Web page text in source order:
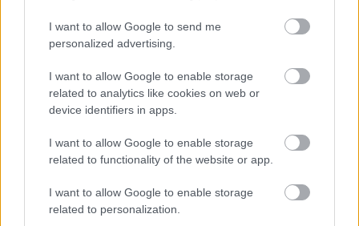
I want to allow Google to send me
personalized advertising.
I want to allow Google to enable storage
related to analytics like cookies on web or
device identifiers in apps.
I want to allow Google to enable storage
related to functionality of the website or app.
I want to allow Google to enable storage
related to personalization.
Ismert magyar utazási iroda ment csődbe,
HÍREK 7 órája
Energiafejlesztési tervet fogadott el a